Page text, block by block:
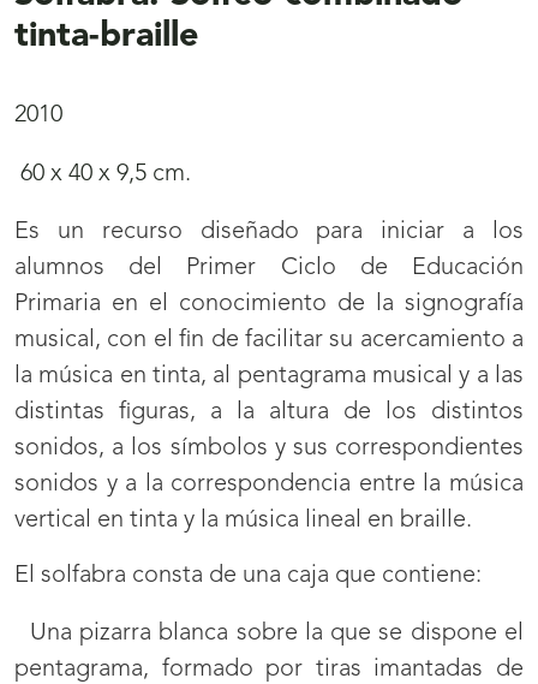
tinta-braille
2010
60 x 40 x 9,5 cm.
Es un recurso diseñado para iniciar a los
alumnos del Primer Ciclo de Educación
Primaria en el conocimiento de la signografía
musical, con el fin de facilitar su acercamiento a
la música en tinta, al pentagrama musical y a las
distintas figuras, a la altura de los distintos
sonidos, a los símbolos y sus correspondientes
sonidos y a la correspondencia entre la música
vertical en tinta y la música lineal en braille.
El solfabra consta de una caja que contiene:
Una pizarra blanca sobre la que se dispone el
pentagrama, formado por tiras imantadas de